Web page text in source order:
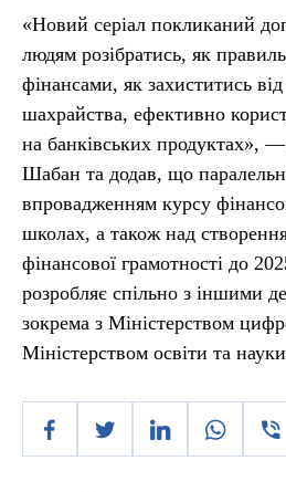
«Новий серіал покликаний
людям розібратись, як
фінансами, як захиститись
шахрайства, ефективно
на банківських продуктах»,
Шабан та додав, що
впровадженням курсу
школах, а також над
фінансової грамотності до
розробляє спільно з іншими
зокрема з Міністерством
Міністерством освіти та